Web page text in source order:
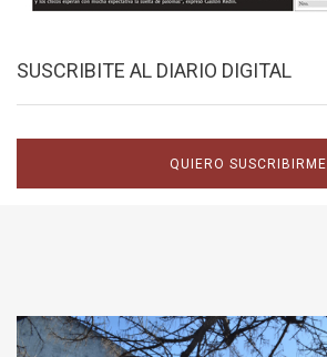
SUSCRIBITE AL DIARIO DIGITAL
QUIERO SUSCRIBIRME